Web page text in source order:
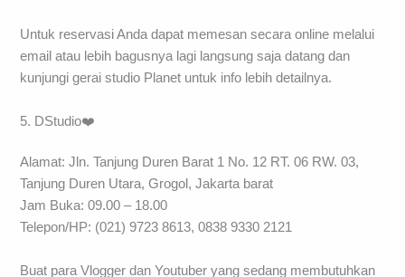
Untuk reservasi Anda dapat memesan secara online melalui
email atau lebih bagusnya lagi langsung saja datang dan
kunjungi gerai studio Planet untuk info lebih detailnya.
5. DStudio❤️
Alamat: Jln. Tanjung Duren Barat 1 No. 12 RT. 06 RW. 03,
Tanjung Duren Utara, Grogol, Jakarta barat
Jam Buka: 09.00 – 18.00
Telepon/HP: (021) 9723 8613, 0838 9330 2121
Buat para Vlogger dan Youtuber yang sedang membutuhkan